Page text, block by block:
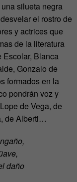
silueta negra
el rostro de
y actrices que
de la literatura
Escolar, Blanca
Gonzalo de
formados en la
pondrán voz y
de Vega, de
de Alberti…
daño